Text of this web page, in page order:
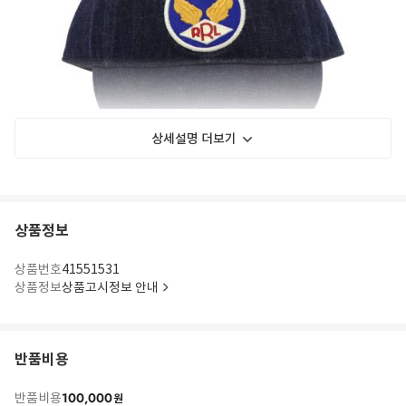
상세설명 더보기
상품정보
상품번호41551531
상품정보상품고시정보 안내
반품비용
반품비용100,000원